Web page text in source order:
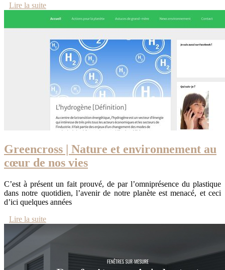
Lire la suite
Greencross | Nature et en­viron­ne­ment au
cœur de nos vies
C’est à présent un fait prouvé, de par l’omniprésence du plastique
dans notre quotidien, l’avenir de notre planète est menacé, et ceci
d’ici quelques années
Lire la suite